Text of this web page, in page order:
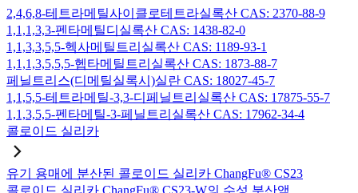
2,4,6,8-테트라메틸사이클로테트라실록산 CAS: 2370-88-9
1,1,1,3,3-펜타메틸디실록산 CAS: 1438-82-0
1,1,3,3,5,5-헥사메틸트리실록산 CAS: 1189-93-1
1,1,1,3,5,5,5-헵타메틸트리실록산 CAS: 1873-88-7
페닐트리스(디메틸실록시)실란 CAS: 18027-45-7
1,1,5,5-테트라메틸-3,3-디페닐트리실록산 CAS: 17875-55-7
1,1,3,5,5-펜타메틸-3-페닐트리실록산 CAS: 17962-34-4
콜로이드 실리카
유기 용매에 분산된 콜로이드 실리카 ChangFu® CS23
콜로이드 실리카 ChangFu® CS23-W의 수성 분산액